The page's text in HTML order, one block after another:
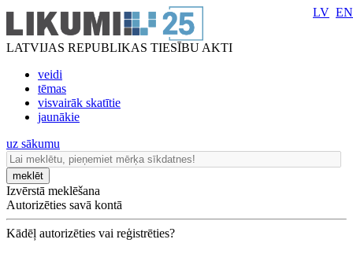
LATVIJAS REPUBLIKAS TIESĪBU AKTI
veidi
tēmas
visvairāk skatītie
jaunākie
LV EN
uz sākumu
meklēt
Izvērstā meklēšana
Autorizēties savā kontā
Kādēļ autorizēties vai reģistrēties?